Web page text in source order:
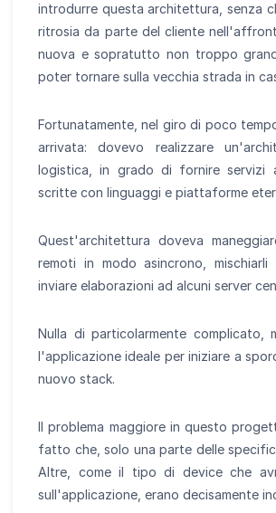
introdurre questa architettura, senza
ritrosia da parte del cliente
nuova e sopratutto non troppo
poter tornare sulla vecchia strada in
Fortunatamente, nel giro di poco
arrivata: dovevo realizzare
logistica, in grado di fornire servizi
scritte con linguaggi e piattaforme
Quest'architettura doveva
remoti in modo asincrono,
inviare elaborazioni ad alcuni server
Nulla di particolarmente complicato,
l'applicazione ideale per iniziare a
nuovo stack.
Il problema maggiore in questo
fatto che, solo una parte delle
Altre, come il tipo di device che
sull'applicazione, erano decisamente